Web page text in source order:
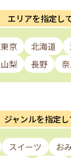
エリアを指定し
東京 北海道
山梨 長野
ジャンルを指定
スイーツ お